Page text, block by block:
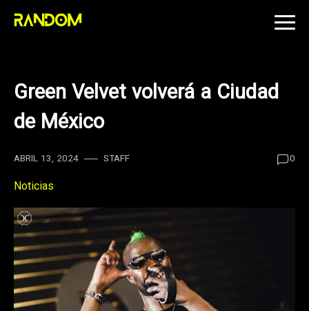
Skip
Green Velvet volverá a Ciudad
de México
ABRIL 13, 2024 STAFF 0
Noticias